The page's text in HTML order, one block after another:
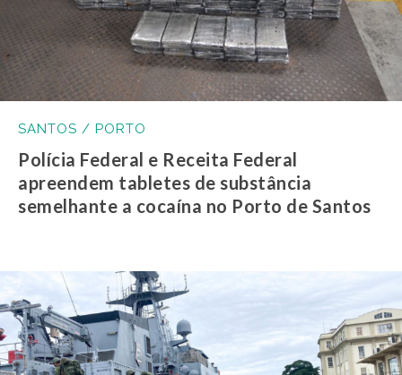
SANTOS / PORTO
Polícia Federal e Receita Federal
apreendem tabletes de substância
semelhante a cocaína no Porto de Santos